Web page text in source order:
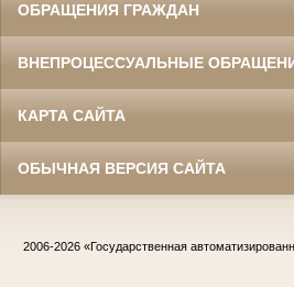
ОБРАЩЕНИЯ ГРАЖДАН
ВНЕПРОЦЕССУАЛЬНЫЕ
КАРТА САЙТА
ОБЫЧНАЯ ВЕРСИЯ САЙТА
2006-2026 «Государственная